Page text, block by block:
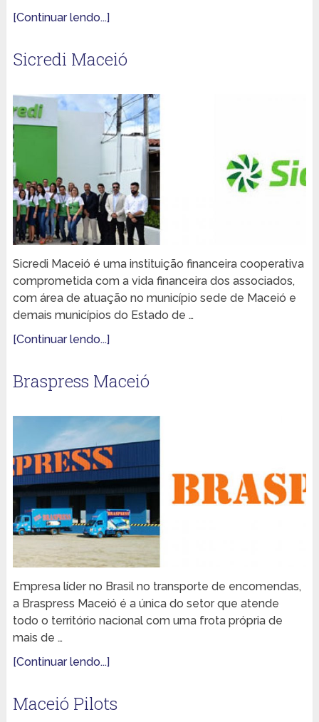
[Continuar lendo...]
Sicredi Maceió
Sicredi Maceió é uma instituição financeira cooperativa
comprometida com a vida financeira dos associados,
com área de atuação no município sede de Maceió e
demais municípios do Estado de …
[Continuar lendo...]
Braspress Maceió
Empresa líder no Brasil no transporte de encomendas,
a Braspress Maceió é a única do setor que atende
todo o território nacional com uma frota própria de
mais de …
[Continuar lendo...]
Maceió Pilots